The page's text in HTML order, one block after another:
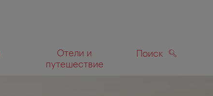
Отели и
путешествие
Поиск